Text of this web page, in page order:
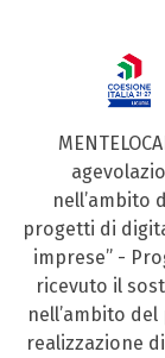
nell’ambito
progetti di
imprese” -
ricevuto il
nell’ambito del
realizzazione